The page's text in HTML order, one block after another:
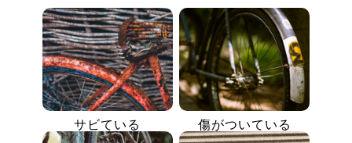
サビている 傷がついている